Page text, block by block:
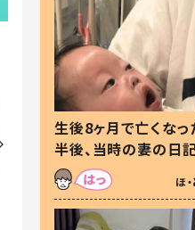
生後8ヶ月で亡くな
半後、当時の妻の日
た本音とは
ほ